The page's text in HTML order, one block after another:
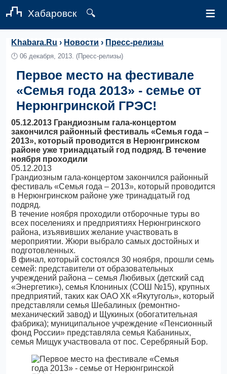
Хабаровск 🔍 ≡
Khabara.Ru › Новости › Пресс-релизы
🕛06 декабря, 2013. (Пресс-релизы)
Первое место на фестивале
«Семья года 2013» - семье от
Нерюнгринской ГРЭС!
05.12.2013 Грандиозным гала-концертом
закончился районный фестиваль «Семья года –
2013», который проводится в Нерюнгринском
районе уже тринадцатый год подряд. В течение
ноября проходили
05.12.2013
Грандиозным гала-концертом закончился районный
фестиваль «Семья года – 2013», который проводится
в Нерюнгринском районе уже тринадцатый год
подряд.
В течение ноября проходили отборочные туры во
всех поселениях и предприятиях Нерюнгринского
района, изъявивших желание участвовать в
мероприятии. Жюри выбрало самых достойных и
подготовленных.
В финал, который состоялся 30 ноября, прошли семь
семей: представители от образовательных
учреждений района – семья Любивых (детский сад
«Энергетик»), семья Клониных (СОШ №15), крупных
предприятий, таких как ОАО ХК «Якутуголь», который
представляли семья Шебалиных (ремонтно-
механический завод) и Щукиных (обогатительная
фабрика); муниципальное учреждение «Пенсионный
фонд России» представляла семья Кабаниных,
семья Мищук участвовала от пос. Серебряный Бор.